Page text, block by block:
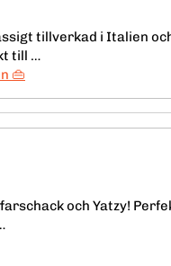
tillverkad i Italien
till …
👜
och Yatzy!